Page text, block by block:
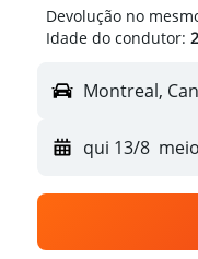
Devolução no
Idade do condutor:
Montreal,
qui 13/8